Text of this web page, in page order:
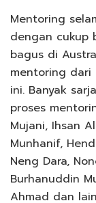
Mentoring
dengan cukup
bagus di
mentoring dari
ini. Banyak
proses
Mujani, Ihsan
Munhanif,
Neng Dara,
Burhanuddin
Ahmad dan